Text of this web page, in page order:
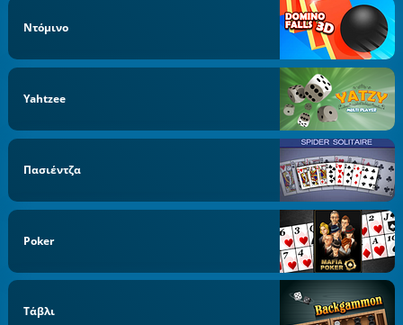
Ντόμινο
Yahtzee
Πασιέντζα
Poker
Τάβλι